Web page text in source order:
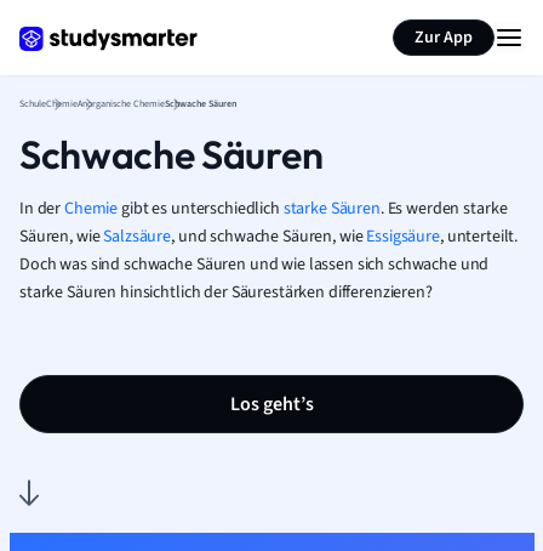
Zur App
SchuleChemieAnorganische ChemieSchwache Säuren
Schwache Säuren
In derChemiegibt es unterschiedlich starke Säuren. Es werden starke
Säuren, wieSalzsäure, und schwache Säuren, wieEssigsäure, unterteilt.
Doch was sind schwache Säuren und wie lassen sich schwache und
starke Säuren hinsichtlich der Säurestärken differenzieren?
Los geht’s
Seite zusammenfassen